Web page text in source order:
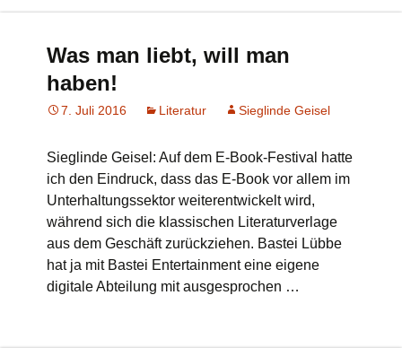
Was man liebt, will man
haben!
7. Juli 2016 Literatur Sieglinde Geisel
Sieglinde Geisel: Auf dem E-Book-Festival hatte
ich den Eindruck, dass das E-Book vor allem im
Unterhaltungssektor weiterentwickelt wird,
während sich die klassischen Literaturverlage
aus dem Geschäft zurückziehen. Bastei Lübbe
hat ja mit Bastei Entertainment eine eigene
digitale Abteilung mit ausgesprochen …